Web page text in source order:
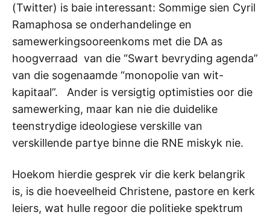
(Twitter) is baie interessant: Sommige sien Cyril
Ramaphosa se onderhandelinge en
samewerkingsooreenkoms met die DA as
hoogverraad van die “Swart bevryding agenda”
van die sogenaamde “monopolie van wit-
kapitaal”. Ander is versigtig optimisties oor die
samewerking, maar kan nie die duidelike
teenstrydige ideologiese verskille van
verskillende partye binne die RNE miskyk nie.
Hoekom hierdie gesprek vir die kerk belangrik
is, is die hoeveelheid Christene, pastore en kerk
leiers, wat hulle regoor die politieke spektrum